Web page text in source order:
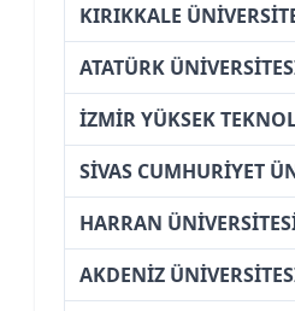
KIRIKKALE
ATATÜRK
İZMİR YÜKSEK
SİVAS CUMHURİYET
HARRAN
AKDENİZ